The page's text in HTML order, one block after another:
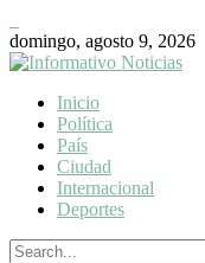
domingo, agosto 9, 2026
Inicio
Política
País
Ciudad
Internacional
Deportes